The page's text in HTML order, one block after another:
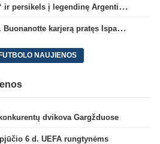
T. Almada paliks „Atletico“ ir persikels į legendinę Argentinos ekipą
„Brighton“ priklausantis F. Buonanotte karjerą pratęs Ispanijoje
NAUJIENOS
dvikova Gargžduose
6 d. UEFA rungtynėms